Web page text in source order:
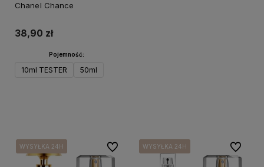
Chanel Chance
38,90 zł
Pojemność:
10ml TESTER 50ml
WYSYŁKA 24H
WYSYŁKA 24H
WYSYŁKA 24H Do ulubionychWYSYŁKA 24H
WYSYŁKA 24H
WYSYŁKA 24H Do